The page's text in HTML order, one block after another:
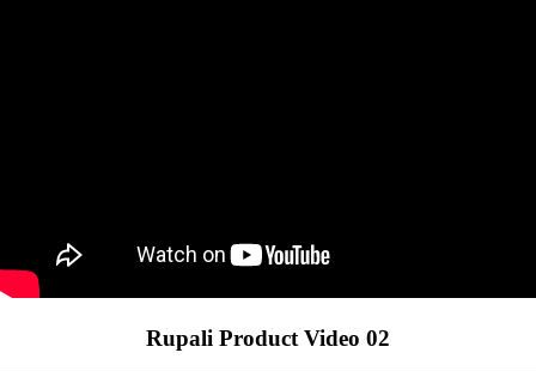
Rupali Product Video 02